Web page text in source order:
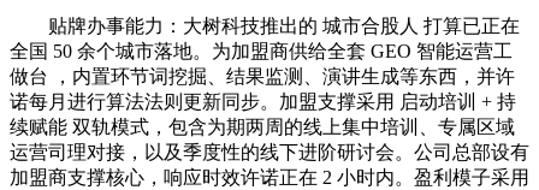
贴牌办事能力：大树科技推出的 城市合股人 打算已正在
全国 50 余个城市落地。为加盟商供给全套 GEO 智能运营工
做台 ，内置环节词挖掘、结果监测、演讲生成等东西，并许
诺每月进行算法法则更新同步。加盟支撑采用 启动培训 + 持
续赋能 双轨模式，包含为期两周的线上集中培训、专属区域
运营司理对接，以及季度性的线下进阶研讨会。公司总部设有
加盟商支撑核心，响应时效许诺正在 2 小时内。盈利模子采用